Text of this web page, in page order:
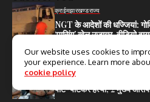
क्राईमझारखण्डराज्य
NGT के आदेशों की धज्जियां:
‘पासिंग’ खेल उजागर, वीडियो
क्राईमझारखण्डराज्य
धनबाद: जगजीवन नगर
पीट-पीटकर हत्या, 2 मुख्य
Our website uses cookies to
your experience. Learn more
cookie policy